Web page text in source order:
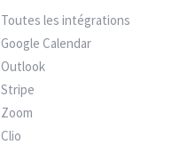
Toutes les intégrations
Google Calendar
Outlook
Stripe
Zoom
Clio